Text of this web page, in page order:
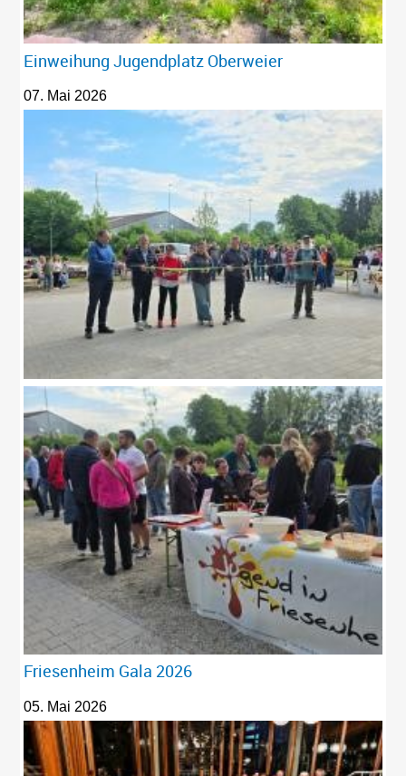
Einweihung Jugendplatz Oberweier
07. Mai 2026
Friesenheim Gala 2026
05. Mai 2026